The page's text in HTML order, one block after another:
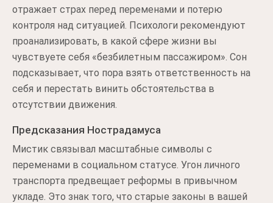
отражает страх перед переменами и потерю
контроля над ситуацией. Психологи рекомендуют
проанализировать, в какой сфере жизни вы
чувствуете себя «безбилетным пассажиром». Сон
подсказывает, что пора взять ответственность на
себя и перестать винить обстоятельства в
отсутствии движения.
Предсказания Нострадамуса
Мистик связывал масштабные символы с
переменами в социальном статусе. Угон личного
транспорта предвещает реформы в привычном
укладе. Это знак того, что старые законы в вашей